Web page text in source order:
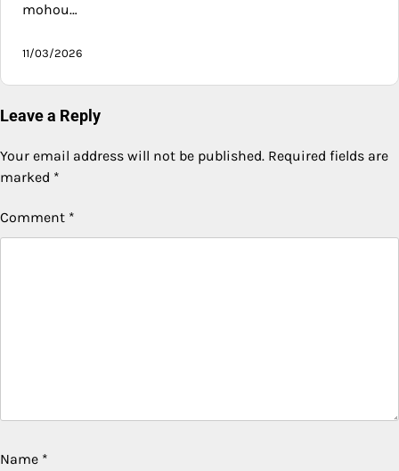
mohou…
11/03/2026
Leave a Reply
Your email address will not be published. Required fields are
marked *
Comment *
Name *